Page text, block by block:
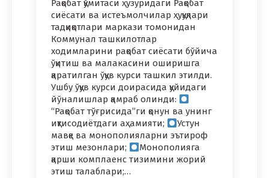
Рақобат қўмитаси ҳузуридаги Рақобат
сиёсати ва истеъмолчилар ҳуқуқлари
тадқиқотлари маркази томонидан
Коммунал ташкилотлар
ходимларини рақобат сиёсати бўйича
ўқитиш ва малакасини оширишга
қаратилган ўқув курси ташкил этилди.
Ушбу ўқув курси доирасида қуйидаги
йўналишлар қамраб олинди:
“Рақобат тўғрисида”ги қонун ва унинг
иқтисодиётдаги аҳамияти;
Устун
мавқе ва монополияларни эътироф
этиш мезонлари;
Монополияга
қарши комплаенс тизимини жорий
этиш талаблари;…